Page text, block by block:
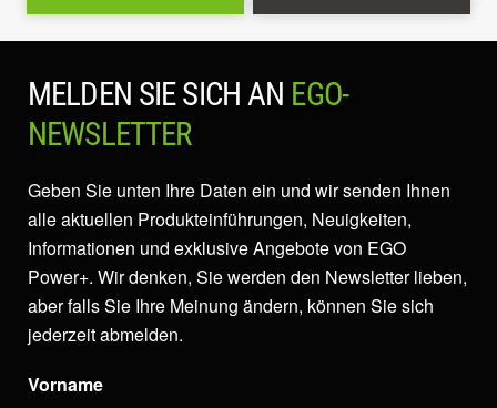
MELDEN SIE SICH AN EGO-
NEWSLETTER
Geben Sie unten Ihre Daten ein und wir senden Ihnen
alle aktuellen Produkteinführungen, Neuigkeiten,
Informationen und exklusive Angebote von EGO
Power+. Wir denken, Sie werden den Newsletter lieben,
aber falls Sie Ihre Meinung ändern, können Sie sich
jederzeit abmelden.
Vorname